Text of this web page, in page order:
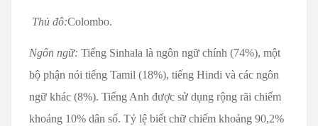
Thủ đô:Colombo.
Ngôn ngữ: Tiếng Sinhala là ngôn ngữ chính (74%), một
bộ phận nói tiếng Tamil (18%), tiếng Hindi và các ngôn
ngữ khác (8%). Tiếng Anh được sử dụng rộng rãi chiếm
khoảng 10% dân số. Tỷ lệ biết chữ chiếm khoảng 90,2%